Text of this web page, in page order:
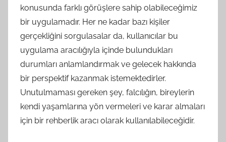
konusunda farklı görüşlere sahip olabileceğimiz
bir uygulamadır. Her ne kadar bazı kişiler
gerçekliğini sorgulasalar da, kullanıcılar bu
uygulama aracılığıyla içinde bulundukları
durumları anlamlandırmak ve gelecek hakkında
bir perspektif kazanmak istemektedirler.
Unutulmaması gereken şey, falcılığın, bireylerin
kendi yaşamlarına yön vermeleri ve karar almaları
için bir rehberlik aracı olarak kullanılabileceğidir.